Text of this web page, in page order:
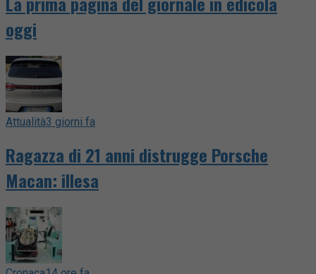
oggi
Attualità3 giorni fa
Ragazza di 21 anni distrugge Porsche
Macan: illesa